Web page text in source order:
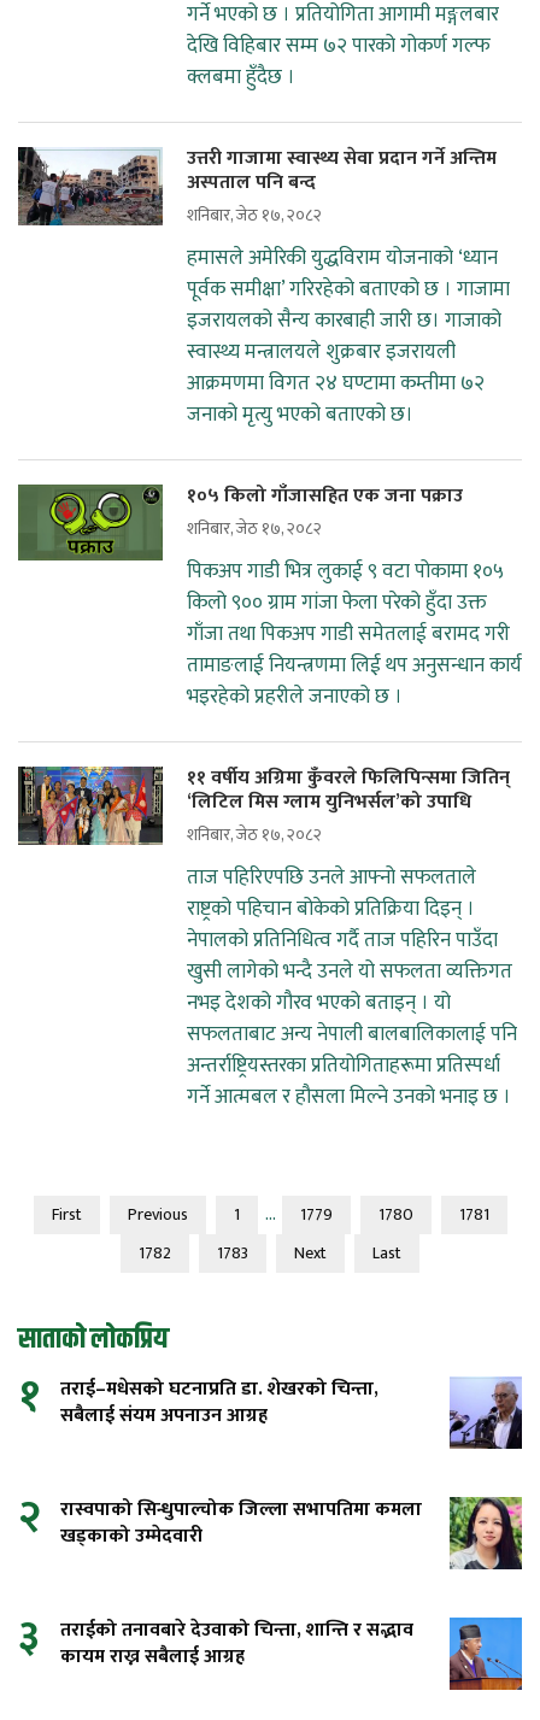
गर्ने भएको छ । प्रतियोगिता आगामी मङ्गलबार
देखि विहिबार सम्म ७२ पारको गोकर्ण गल्फ
क्लबमा हुँदैछ ।
उत्तरी गाजामा स्वास्थ्य सेवा प्रदान गर्ने अन्तिम
अस्पताल पनि बन्द
शनिबार, जेठ १७, २०८२
हमासले अमेरिकी युद्धविराम योजनाको ‘ध्यान
पूर्वक समीक्षा’ गरिरहेको बताएको छ । गाजामा
इजरायलको सैन्य कारबाही जारी छ। गाजाको
स्वास्थ्य मन्त्रालयले शुक्रबार इजरायली
आक्रमणमा विगत २४ घण्टामा कम्तीमा ७२
जनाको मृत्यु भएको बताएको छ।
१०५ किलो गाँजासहित एक जना पक्राउ
शनिबार, जेठ १७, २०८२
पिकअप गाडी भित्र लुकाई ९ वटा पोकामा १०५
किलो ९०० ग्राम गांजा फेला परेको हुँदा उक्त
गाँजा तथा पिकअप गाडी समेतलाई बरामद गरी
तामाङलाई नियन्त्रणमा लिई थप अनुसन्धान कार्य
भइरहेको प्रहरीले जनाएको छ ।
११ वर्षीय अग्रिमा कुँवरले फिलिपिन्समा जितिन्
‘लिटिल मिस ग्लाम युनिभर्सल’को उपाधि
शनिबार, जेठ १७, २०८२
ताज पहिरिएपछि उनले आफ्नो सफलताले
राष्ट्रको पहिचान बोकेको प्रतिक्रिया दिइन् ।
नेपालको प्रतिनिधित्व गर्दै ताज पहिरिन पाउँदा
खुसी लागेको भन्दै उनले यो सफलता व्यक्तिगत
नभइ देशको गौरव भएको बताइन् । यो
सफलताबाट अन्य नेपाली बालबालिकालाई पनि
अन्तर्राष्ट्रियस्तरका प्रतियोगिताहरूमा प्रतिस्पर्धा
गर्ने आत्मबल र हौसला मिल्ने उनको भनाइ छ ।
First Previous 1 ... 1779 1780
1781
1782
1783 Next Last
साताको लोकप्रिय
१
तराई–मधेसको घटनाप्रति डा. शेखरको चिन्ता,
सबैलाई संयम अपनाउन आग्रह
२
रास्वपाको सिन्धुपाल्चोक जिल्ला सभापतिमा कमला
खड्काको उम्मेदवारी
३
तराईको तनावबारे देउवाको चिन्ता, शान्ति र सद्भाव
कायम राख्न सबैलाई आग्रह